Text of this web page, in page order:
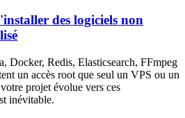
des logiciels non
Docker, Redis, Elasticsearch, FFmpeg
un accès root que seul un VPS ou un
projet évolue vers ces
inévitable.